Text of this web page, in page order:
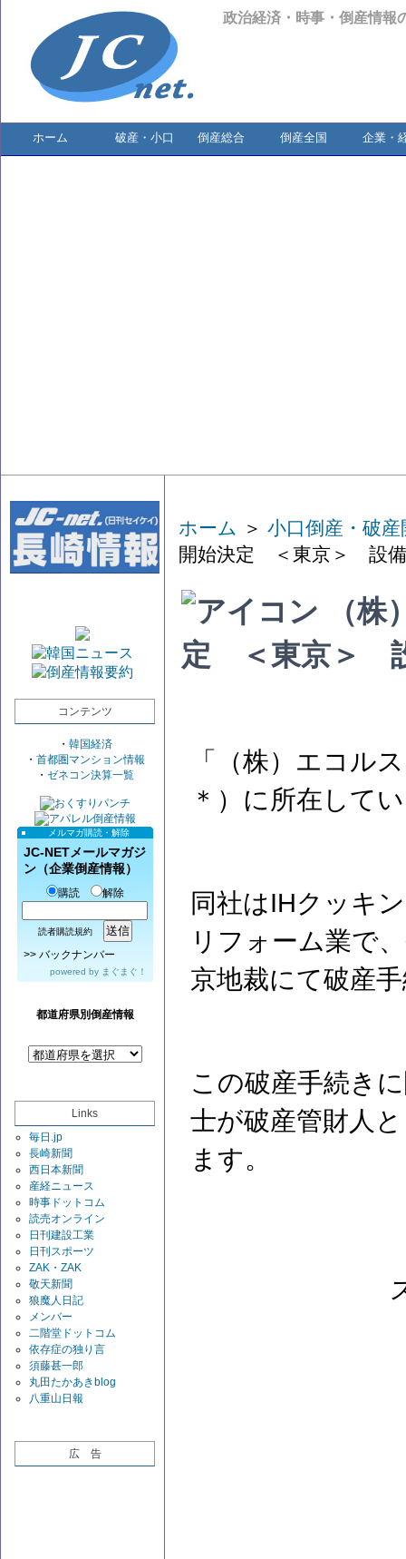
政治経済・時事・倒産情報
ホーム 破産・小口 倒産総合 倒産全国 企業・
コンテンツ
・ 韓国経済
・ 首都圏マンション情報
・ ゼネコン決算一覧
メルマガ購読・解除
JC-NETメールマガジ
ン（企業倒産情報）
購読 解除
読者購読規約
>> バックナンバー
powered by まぐまぐ！
都道府県別倒産情報
Links
毎日.jp
長崎新聞
西日本新聞
産経ニュース
時事ドットコム
読売オンライン
日刊建設工業
日刊スポーツ
ZAK・ZAK
敬天新聞
狼魔人日記
メンバー
二階堂ドットコム
依存症の独り言
須藤甚一郎
丸田たかあきblog
八重山日報
広 告
ホーム ＞ 小口倒産・破産
開始決定 ＜東京＞ 設
（株
定 ＜東京＞
「（株）エコル
＊）に所在して
同社はIHクッキ
リフォーム業で
京地裁にて破産
この破産手続き
士が破産管財人
ます。